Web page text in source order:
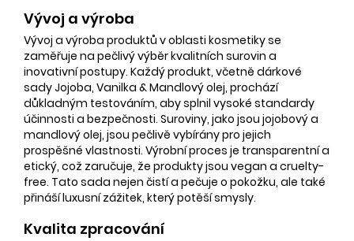
Vývoj a výroba
Vývoj a výroba produktů v oblasti kosmetiky se
zaměřuje na pečlivý výběr kvalitních surovin a
inovativní postupy. Každý produkt, včetně dárkové
sady Jojoba, Vanilka & Mandlový olej, prochází
důkladným testováním, aby splnil vysoké standardy
účinnosti a bezpečnosti. Suroviny, jako jsou jojobový a
mandlový olej, jsou pečlivě vybírány pro jejich
prospěšné vlastnosti. Výrobní proces je transparentní a
etický, což zaručuje, že produkty jsou vegan a cruelty-
free. Tato sada nejen čistí a pečuje o pokožku, ale také
přináší luxusní zážitek, který potěší smysly.
Kvalita zpracování